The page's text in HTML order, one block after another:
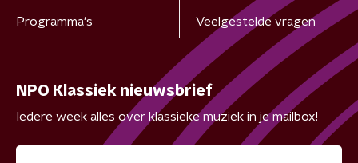
Programma's Veelgestelde vragen
NPO Klassiek nieuwsbrief
Iedere week alles over klassieke muziek in je mailbox!